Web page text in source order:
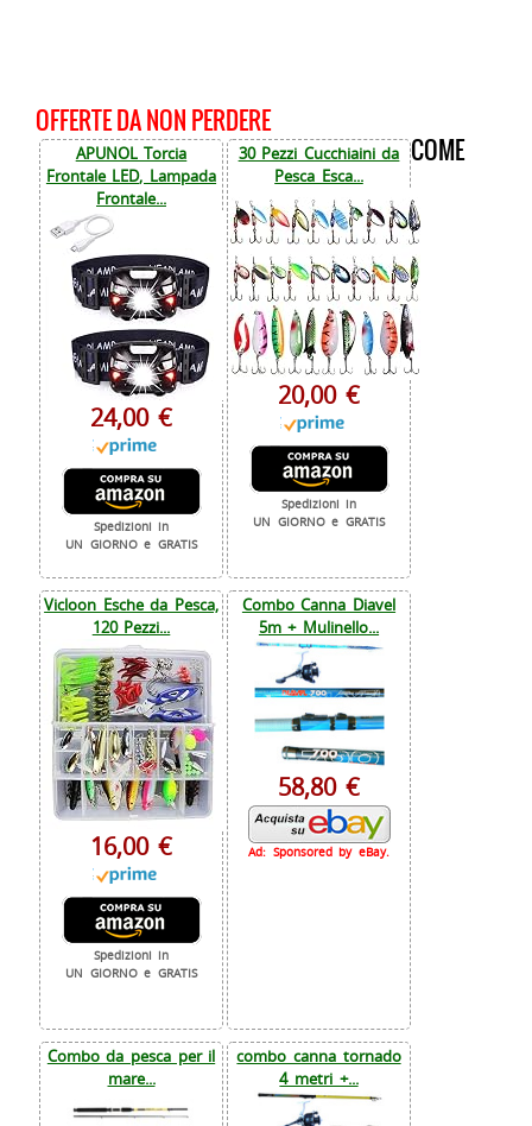
OFFERTE DA NON PERDERE
APUNOL Torcia
Frontale LED, Lampada
Frontale...
24,00 €
Spedizioni in
UN GIORNO e GRATIS
30 Pezzi Cucchiaini da
Pesca Esca...
20,00 €
Spedizioni in
UN GIORNO e GRATIS
Vicloon Esche da Pesca,
120 Pezzi...
16,00 €
Spedizioni in
UN GIORNO e GRATIS
Combo Canna Diavel
5m + Mulinello...
58,80 €
Ad: Sponsored by eBay.
Combo da pesca per il
mare...
combo canna tornado
4 metri +...
COME